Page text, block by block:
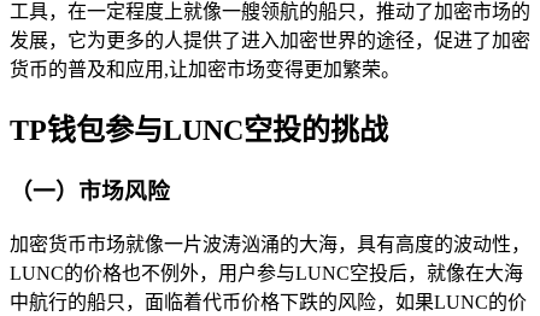
工具，在一定程度上就像一艘领航的船只，推动了加密市场的
发展，它为更多的人提供了进入加密世界的途径，促进了加密
货币的普及和应用,让加密市场变得更加繁荣。
TP钱包参与LUNC空投的挑战
（一）市场风险
加密货币市场就像一片波涛汹涌的大海，具有高度的波动性，
LUNC的价格也不例外，用户参与LUNC空投后，就像在大海
中航行的船只，面临着代币价格下跌的风险，如果LUNC的价